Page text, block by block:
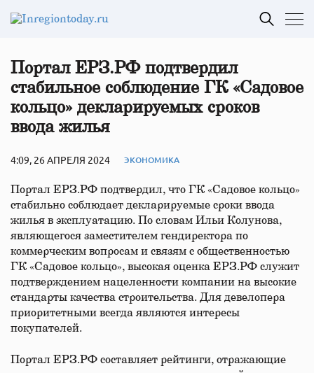
Портал ЕРЗ.РФ подтвердил
стабильное соблюдение ГК «Садовое
кольцо» декларируемых сроков
ввода жилья
4:09, 26 АПРЕЛЯ 2024 ЭКОНОМИКА
Портал ЕРЗ.РФ подтвердил, что ГК «Садовое кольцо»
стабильно соблюдает декларируемые сроки ввода
жилья в эксплуатацию. По словам Ильи Колунова,
являющегося заместителем гендиректора по
коммерческим вопросам и связям с общественностью
ГК «Садовое кольцо», высокая оценка ЕРЗ.РФ служит
подтверждением нацеленности компании на высокие
стандарты качества строительства. Для девелопера
приоритетными всегда являются интересы
покупателей.
Портал ЕРЗ.РФ составляет рейтинги, отражающие